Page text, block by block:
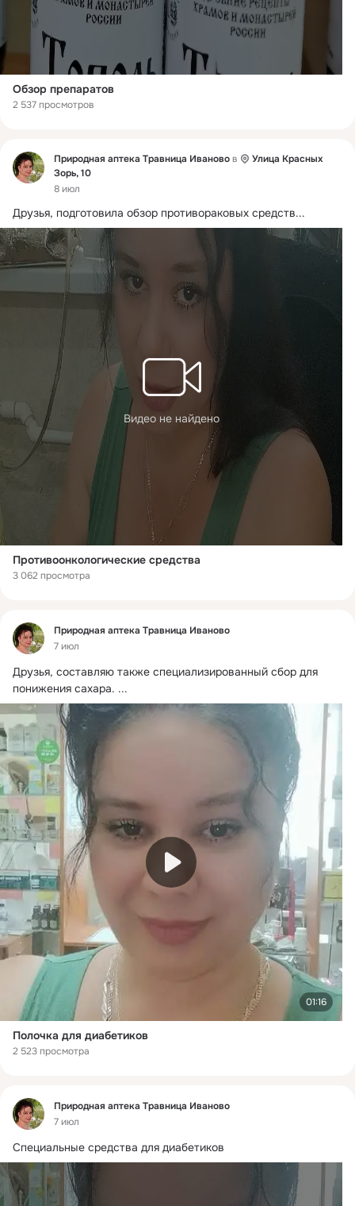
Обзор препаратов
2 537 просмотров
Фид Природная аптека Травница Ивановов
Улица Красных
Зорь, 10
8 июл
Друзья, подготовила обзор противораковых средств...
Видео не найдено
Противоонкологические средства
3 062 просмотра
Фид
Природная аптека Травница Иваново
7 июл
Друзья, составляю также специализированный сбор для
понижения сахара. ...
01:16
Полочка для диабетиков
2 523 просмотра
Фид
Природная аптека Травница Иваново
7 июл
Специальные средства для диабетиков